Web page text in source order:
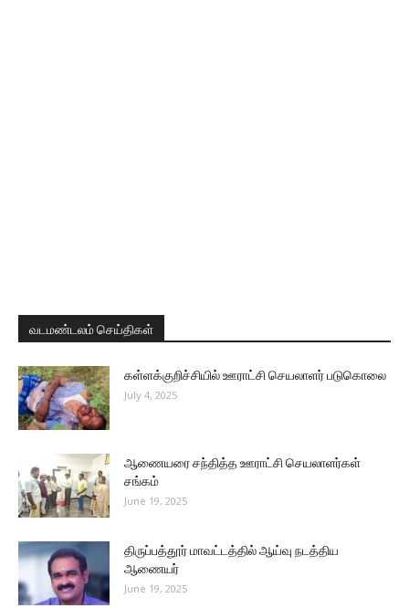
வடமண்டலம் செய்திகள்
கள்ளக்குறிச்சியில் ஊராட்சி செயலாளர் படுகொலை
July 4, 2025
ஆணையரை சந்தித்த ஊராட்சி செயலாளர்கள்
சங்கம்
June 19, 2025
திருப்பத்தூர் மாவட்டத்தில் ஆய்வு நடத்திய
ஆணையர்
June 19, 2025